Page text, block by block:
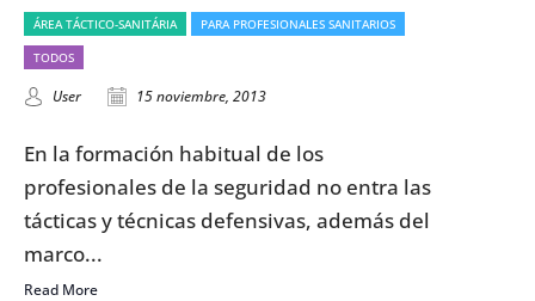
ÁREA TÁCTICO-SANITÁRIA
PARA PROFESIONALES SANITARIOS
TODOS
User 15 noviembre, 2013
En la formación habitual de los
profesionales de la seguridad no entra las
tácticas y técnicas defensivas, además del
marco...
Read More